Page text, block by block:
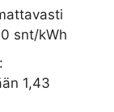
snt/kWh
1,43